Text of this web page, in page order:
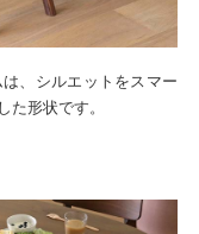
、シルエットをスマー
た形状です。